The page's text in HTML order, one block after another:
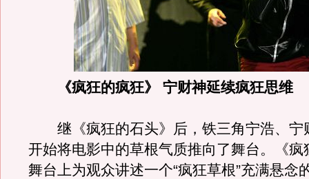
《疯狂的疯狂》 宁财神延续疯狂思维
继《疯狂的石头》后，铁三角宁浩、宁
开始将电影中的草根气质推向了舞台。《疯
舞台上为观众讲述一个“疯狂草根”充满悬念